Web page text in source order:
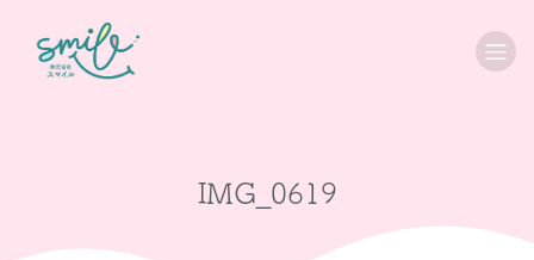
IMG_0619